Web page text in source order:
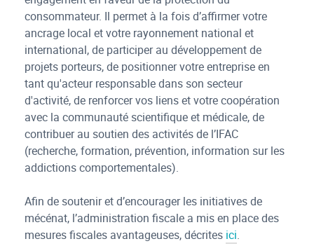
consommateur. Il permet à la fois d’affirmer votre
ancrage local et votre rayonnement national et
international, de participer au développement de
projets porteurs, de positionner votre entreprise en
tant qu'acteur responsable dans son secteur
d'activité, de renforcer vos liens et votre coopération
avec la communauté scientifique et médicale, de
contribuer au soutien des activités de l’IFAC
(recherche, formation, prévention, information sur les
addictions comportementales).
Afin de soutenir et d’encourager les initiatives de
mécénat, l’administration fiscale a mis en place des
mesures fiscales avantageuses, décrites ici.